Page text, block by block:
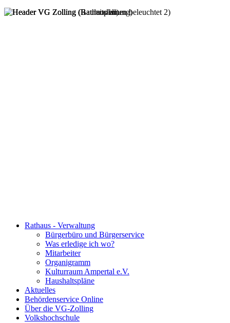
Rathaus - Verwaltung
Bürgerbüro und Bürgerservice
Was erledige ich wo?
Mitarbeiter
Organigramm
Kulturraum Ampertal e.V.
Haushaltspläne
Aktuelles
Behördenservice Online
Über die VG-Zolling
Volkshochschule